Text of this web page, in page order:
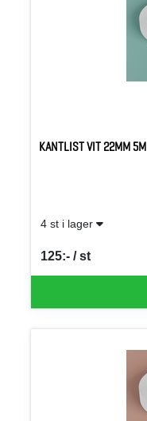
KANTLIST VIT 22MM 5M
4 st i lager
125:- / st
SEK per ST